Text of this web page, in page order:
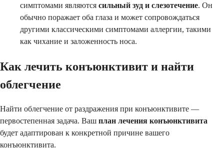
симптомами являются сильный зуд и слезотечение. Он
обычно поражает оба глаза и может сопровождаться
другими классическими симптомами аллергии, такими
как чихание и заложенность носа.
Как лечить конъюнктивит и найти
облегчение
Найти облегчение от раздражения при конъюнктивите —
первостепенная задача. Ваш план лечения конъюнктивита
будет адаптирован к конкретной причине вашего
конъюнктивита.